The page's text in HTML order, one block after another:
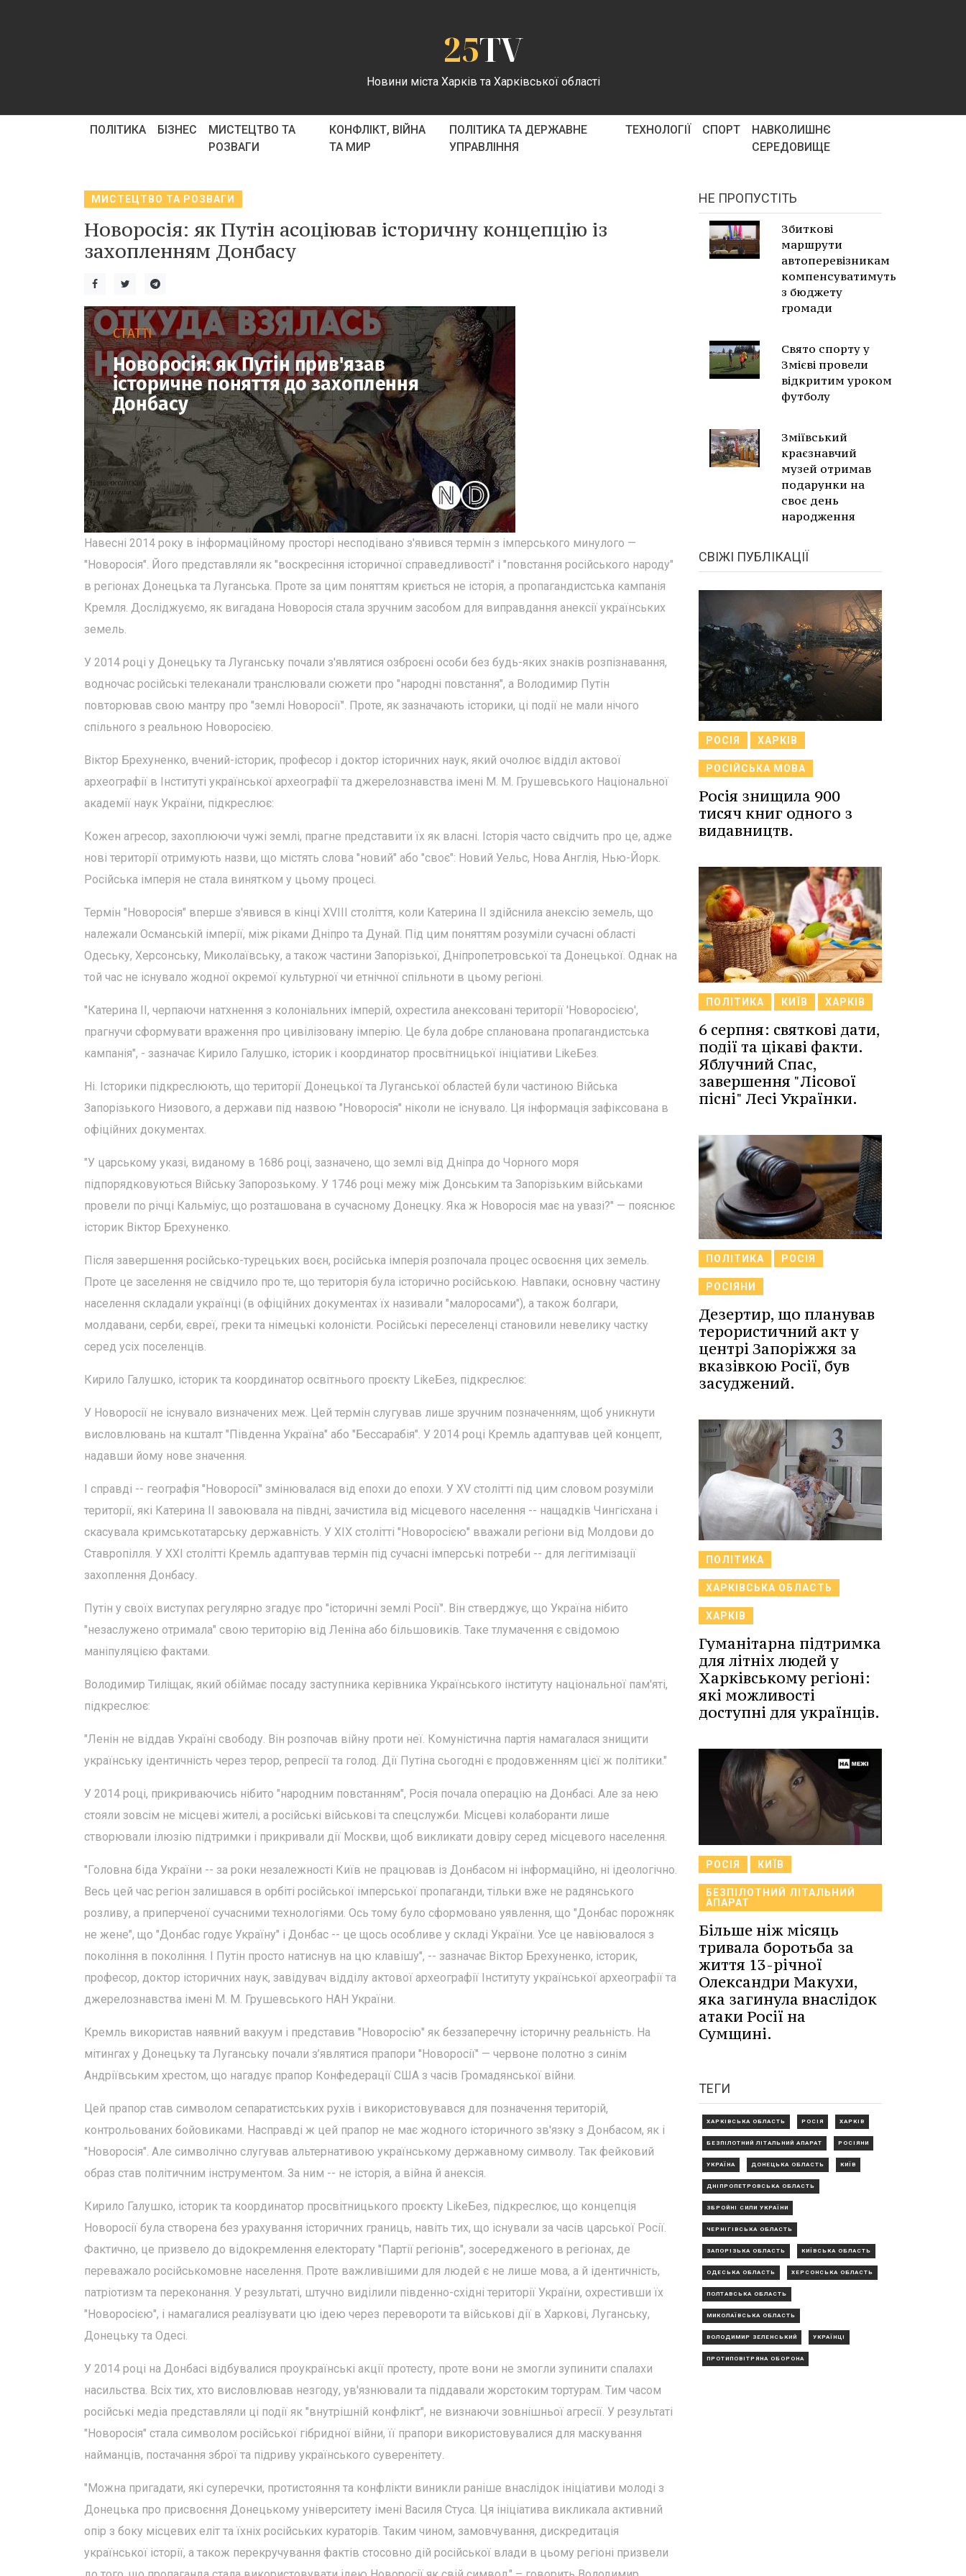
25TV
Новини міста Харків та Харківської області
ПОЛІТИКА БІЗНЕС
МИСТЕЦТВО ТА
РОЗВАГИ
КОНФЛІКТ, ВІЙНА
ТА МИР
ПОЛІТИКА ТА ДЕРЖАВНЕ
УПРАВЛІННЯ
ТЕХНОЛОГІЇ СПОРТ
НАВКОЛИШНЄ
СЕРЕДОВИЩЕ
МИСТЕЦТВО ТА РОЗВАГИ
Новоросія: як Путін асоціював історичну концепцію із
захопленням Донбасу
Навесні 2014 року в інформаційному просторі несподівано з'явився термін з імперського минулого —
"Новоросія". Його представляли як "воскресіння історичної справедливості" і "повстання російського народу"
в регіонах Донецька та Луганська. Проте за цим поняттям криється не історія, а пропагандистська кампанія
Кремля. Досліджуємо, як вигадана Новоросія стала зручним засобом для виправдання анексії українських
земель.
У 2014 році у Донецьку та Луганську почали з'являтися озброєні особи без будь-яких знаків розпізнавання,
водночас російські телеканали транслювали сюжети про "народні повстання", а Володимир Путін
повторював свою мантру про "землі Новоросії". Проте, як зазначають історики, ці події не мали нічого
спільного з реальною Новоросією.
Віктор Брехуненко, вчений-історик, професор і доктор історичних наук, який очолює відділ актової
археографії в Інституті української археографії та джерелознавства імені М. М. Грушевського Національної
академії наук України, підкреслює:
Кожен агресор, захоплюючи чужі землі, прагне представити їх як власні. Історія часто свідчить про це, адже
нові території отримують назви, що містять слова "новий" або "своє": Новий Уельс, Нова Англія, Нью-Йорк.
Російська імперія не стала винятком у цьому процесі.
Термін "Новоросія" вперше з'явився в кінці XVIII століття, коли Катерина II здійснила анексію земель, що
належали Османській імперії, між ріками Дніпро та Дунай. Під цим поняттям розуміли сучасні області
Одеську, Херсонську, Миколаївську, а також частини Запорізької, Дніпропетровської та Донецької. Однак на
той час не існувало жодної окремої культурної чи етнічної спільноти в цьому регіоні.
"Катерина II, черпаючи натхнення з колоніальних імперій, охрестила анексовані території 'Новоросією',
прагнучи сформувати враження про цивілізовану імперію. Це була добре спланована пропагандистська
кампанія", - зазначає Кирило Галушко, історик і координатор просвітницької ініціативи LikeБез.
Ні. Історики підкреслюють, що території Донецької та Луганської областей були частиною Війська
Запорізького Низового, а держави під назвою "Новоросія" ніколи не існувало. Ця інформація зафіксована в
офіційних документах.
"У царському указі, виданому в 1686 році, зазначено, що землі від Дніпра до Чорного моря
підпорядковуються Війську Запорозькому. У 1746 році межу між Донським та Запорізьким військами
провели по річці Кальміус, що розташована в сучасному Донецку. Яка ж Новоросія має на увазі?" — пояснює
історик Віктор Брехуненко.
Після завершення російсько-турецьких воєн, російська імперія розпочала процес освоєння цих земель.
Проте це заселення не свідчило про те, що територія була історично російською. Навпаки, основну частину
населення складали українці (в офіційних документах їх називали "малоросами"), а також болгари,
молдавани, серби, євреї, греки та німецькі колоністи. Російські переселенці становили невелику частку
серед усіх поселенців.
Кирило Галушко, історик та координатор освітнього проєкту LikeБез, підкреслює:
У Новоросії не існувало визначених меж. Цей термін слугував лише зручним позначенням, щоб уникнути
висловлювань на кшталт "Південна Україна" або "Бессарабія". У 2014 році Кремль адаптував цей концепт,
надавши йому нове значення.
І справді -- географія "Новоросії" змінювалася від епохи до епохи. У XV столітті під цим словом розуміли
території, які Катерина II завоювала на півдні, зачистила від місцевого населення -- нащадків Чингісхана і
скасувала кримськотатарську державність. У XIX столітті "Новоросією" вважали регіони від Молдови до
Ставропілля. У XXI столітті Кремль адаптував термін під сучасні імперські потреби -- для легітимізації
захоплення Донбасу.
Путін у своїх виступах регулярно згадує про "історичні землі Росії". Він стверджує, що Україна нібито
"незаслужено отримала" свою територію від Леніна або більшовиків. Таке тлумачення є свідомою
маніпуляцією фактами.
Володимир Тиліщак, який обіймає посаду заступника керівника Українського інституту національної пам'яті,
підкреслює:
"Ленін не віддав Україні свободу. Він розпочав війну проти неї. Комуністична партія намагалася знищити
українську ідентичність через терор, репресії та голод. Дії Путіна сьогодні є продовженням цієї ж політики."
У 2014 році, прикриваючись нібито "народним повстанням", Росія почала операцію на Донбасі. Але за нею
стояли зовсім не місцеві жителі, а російські військові та спецслужби. Місцеві колаборанти лише
створювали ілюзію підтримки і прикривали дії Москви, щоб викликати довіру серед місцевого населення.
"Головна біда України -- за роки незалежності Київ не працював із Донбасом ні інформаційно, ні ідеологічно.
Весь цей час регіон залишався в орбіті російської імперської пропаганди, тільки вже не радянського
розливу, а приперченої сучасними технологіями. Ось тому було сформовано уявлення, що "Донбас порожняк
не жене", що "Донбас годує Україну" і Донбас -- це щось особливе у складі України. Усе це навіювалося з
покоління в покоління. І Путін просто натиснув на цю клавішу", -- зазначає Віктор Брехуненко, історик,
професор, доктор історичних наук, завідувач відділу актової археографії Інституту української археографії та
джерелознавства імені М. М. Грушевського НАН України.
Кремль використав наявний вакуум і представив "Новоросію" як беззаперечну історичну реальність. На
мітингах у Донецьку та Луганську почали з’являтися прапори "Новоросії" — червоне полотно з синім
Андріївським хрестом, що нагадує прапор Конфедерації США з часів Громадянської війни.
Цей прапор став символом сепаратистських рухів і використовувався для позначення територій,
контрольованих бойовиками. Насправді ж цей прапор не має жодного історичного зв'язку з Донбасом, як і
"Новоросія". Але символічно слугував альтернативою українському державному символу. Так фейковий
образ став політичним інструментом. За ним -- не історія, а війна й анексія.
Кирило Галушко, історик та координатор просвітницького проєкту LikeБез, підкреслює, що концепція
Новоросії була створена без урахування історичних границь, навіть тих, що існували за часів царської Росії.
Фактично, це призвело до відокремлення електорату "Партії регіонів", зосередженого в регіонах, де
переважало російськомовне населення. Проте важливішими для людей є не лише мова, а й ідентичність,
патріотизм та переконання. У результаті, штучно виділили південно-східні території України, охрестивши їх
"Новоросією", і намагалися реалізувати цю ідею через перевороти та військові дії в Харкові, Луганську,
Донецьку та Одесі.
У 2014 році на Донбасі відбувалися проукраїнські акції протесту, проте вони не змогли зупинити спалахи
насильства. Всіх тих, хто висловлював незгоду, ув'язнювали та піддавали жорстоким тортурам. Тим часом
російські медіа представляли ці події як "внутрішній конфлікт", не визнаючи зовнішньої агресії. У результаті
"Новоросія" стала символом російської гібридної війни, її прапори використовувалися для маскування
найманців, постачання зброї та підриву українського суверенітету.
"Можна пригадати, які суперечки, протистояння та конфлікти виникли раніше внаслідок ініціативи молоді з
Донецька про присвоєння Донецькому університету імені Василя Стуса. Ця ініціатива викликала активний
опір з боку місцевих еліт та їхніх російських кураторів. Таким чином, замовчування, дискредитація
української історії, а також перекручування фактів стосовно дій російської влади в цьому регіоні призвели
НЕ ПРОПУСТІТЬ
Збиткові
маршрути
автоперевізникам
компенсуватимуть
з бюджету
громади
Свято спорту у
Змієві провели
відкритим уроком
футболу
Зміївський
краєзнавчий
музей отримав
подарунки на
своє день
народження
СВІЖІ ПУБЛІКАЦІЇ
РОСІЯ ХАРКІВ
РОСІЙСЬКА МОВА
Росія знищила 900
тисяч книг одного з
видавництв.
ПОЛІТИКА КИЇВ ХАРКІВ
6 серпня: святкові дати,
події та цікаві факти.
Яблучний Спас,
завершення "Лісової
пісні" Лесі Українки.
ПОЛІТИКА РОСІЯ
РОСІЯНИ
Дезертир, що планував
терористичний акт у
центрі Запоріжжя за
вказівкою Росії, був
засуджений.
ПОЛІТИКА
ХАРКІВСЬКА ОБЛАСТЬ
ХАРКІВ
Гуманітарна підтримка
для літніх людей у
Харківському регіоні:
які можливості
доступні для українців.
РОСІЯ КИЇВ
БЕЗПІЛОТНИЙ ЛІТАЛЬНИЙ
АПАРАТ
Більше ніж місяць
тривала боротьба за
життя 13-річної
Олександри Макухи,
яка загинула внаслідок
атаки Росії на
Сумщині.
ТЕГИ
ХАРКІВСЬКА ОБЛАСТЬ РОСІЯ ХАРКІВ
БЕЗПІЛОТНИЙ ЛІТАЛЬНИЙ АПАРАТ РОСІЯНИ
УКРАЇНА ДОНЕЦЬКА ОБЛАСТЬ КИЇВ
ДНІПРОПЕТРОВСЬКА ОБЛАСТЬ
ЗБРОЙНІ СИЛИ УКРАЇНИ
ЧЕРНІГІВСЬКА ОБЛАСТЬ
ЗАПОРІЗЬКА ОБЛАСТЬ КИЇВСЬКА ОБЛАСТЬ
ОДЕСЬКА ОБЛАСТЬ ХЕРСОНСЬКА ОБЛАСТЬ
ПОЛТАВСЬКА ОБЛАСТЬ
МИКОЛАЇВСЬКА ОБЛАСТЬ
ВОЛОДИМИР ЗЕЛЕНСЬКИЙ УКРАЇНЦІ
ПРОТИПОВІТРЯНА ОБОРОНА